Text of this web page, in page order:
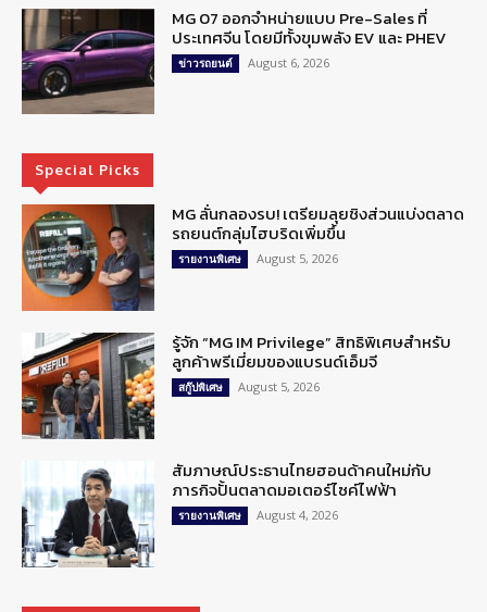
MG 07 ออกจำหน่ายแบบ Pre-Sales ที่
ประเทศจีน โดยมีทั้งขุมพลัง EV และ PHEV
ข่าวรถยนต์ August 6, 2026
Special Picks
MG ลั่นกลองรบ! เตรียมลุยชิงส่วนแบ่งตลาด
รถยนต์กลุ่มไฮบริดเพิ่มขึ้น
รายงานพิเศษ August 5, 2026
รู้จัก “MG IM Privilege” สิทธิพิเศษสำหรับ
ลูกค้าพรีเมี่ยมของแบรนด์เอ็มจี
สกู๊ปพิเศษ August 5, 2026
สัมภาษณ์ประธานไทยฮอนด้าคนใหม่กับ
ภารกิจปั้นตลาดมอเตอร์ไซค์ไฟฟ้า
รายงานพิเศษ August 4, 2026